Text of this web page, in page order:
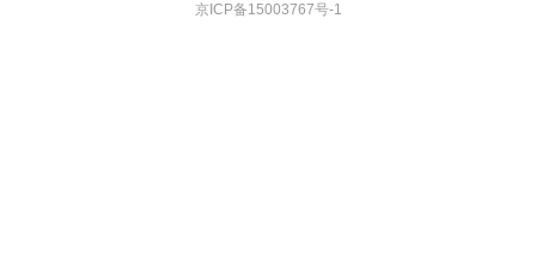
京ICP备15003767号-1